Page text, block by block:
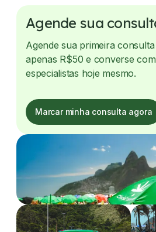
Agende sua
Agende sua primeira
apenas R$50 e converse
especialistas hoje mesmo.
Marcar minha consulta agora